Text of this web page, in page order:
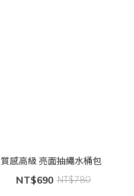
質感高級 亮面抽繩水桶包
NT$690 NT$780